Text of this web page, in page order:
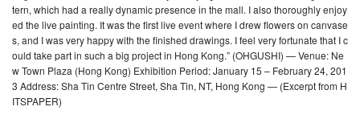
tern, which had a really dynamic presence in the mall. I also thoroughly enjoy
ed the live painting. It was the first live event where I drew flowers on canvase
s, and I was very happy with the finished drawings. I feel very fortunate that I c
ould take part in such a big project in Hong Kong.” (OHGUSHI) — Venue: Ne
w Town Plaza (Hong Kong) Exhibition Period: January 15 – February 24, 201
3 Address: Sha Tin Centre Street, Sha Tin, NT, Hong Kong — (Excerpt from H
ITSPAPER)